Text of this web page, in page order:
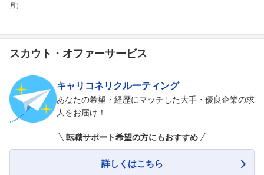
月）
スカウト・オファーサービス
キャリコネリクルーティング
あなたの希望・経歴にマッチした大手・優良企業の求
人をお届け！
転職サポート希望の方にもおすすめ
詳しくはこちら